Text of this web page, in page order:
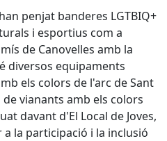
penjat banderes LGTBIQ+
i esportius com a
de Canovelles amb la
diversos equipaments
els colors de l'arc de Sant
vianants amb els colors
davant d'El Local de Joves,
la participació i la inclusió